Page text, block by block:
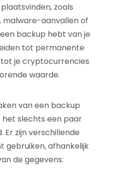
zoals
aanvallen of
backup hebt van je
tot permanente
je cryptocurrencies
waarde.
van een backup
het slechts een paar
Er zijn verschillende
gebruiken, afhankelijk
de gegevens: